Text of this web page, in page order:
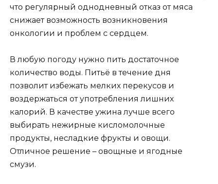
что регулярный однодневный отказ от мяса
снижает возможность возникновения
онкологии и проблем с сердцем.
В любую погоду нужно пить достаточное
количество воды. Питьё в течение дня
позволит избежать мелких перекусов и
воздержаться от употребления лишних
калорий. В качестве ужина лучше всего
выбирать нежирные кисломолочные
продукты, несладкие фрукты и овощи.
Отличное решение – овощные и ягодные
смузи.